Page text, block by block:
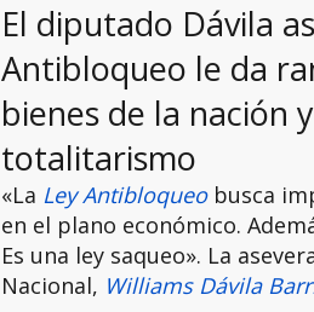
El diputado Dávila
Antibloqueo le da
bienes de la nación
totalitarismo
«La Ley Antibloqueobusca
en el plano económico.
Es una ley saqueo». La
Nacional, Williams Dávila